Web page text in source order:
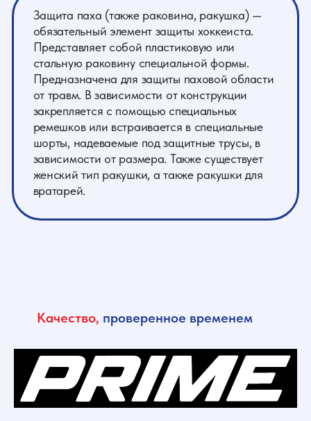
ремешков или встраивается в специальные
шорты, надеваемые под защитные трусы, в
зависимости от размера. Также существует
женский тип ракушки, а также ракушки для
вратарей.
Качество, проверенное временем